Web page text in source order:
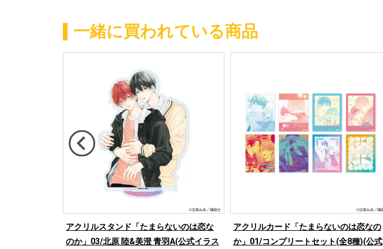
一緒に買われている商品
アクリルスタンド「たまらないのは恋な
のか」03/北原 陸&美澄 青羽A(公式イラス
アクリルカード「たまらないのは恋なの
か」01/コンプリートセット(全8種)(公式